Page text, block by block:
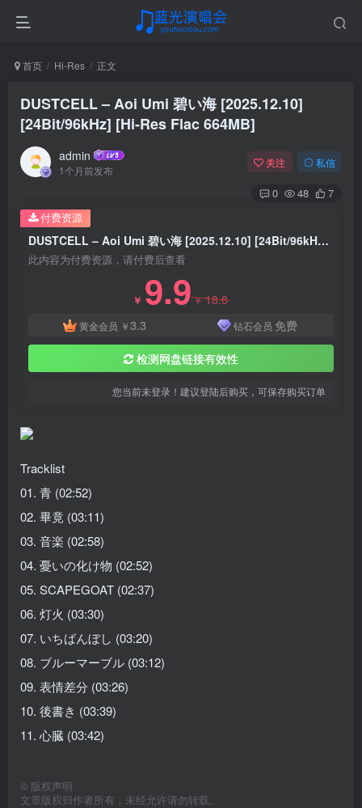
首页 Hi-Res 正文
DUSTCELL – Aoi Umi 碧い海 [2025.12.10]
[24Bit/96kHz] [Hi-Res Flac 664MB]
admin
1个月前发布
关注 私信
0 48 7
DUSTCELL – Aoi Umi 碧い海 [2025.12.10] [24Bit/96kHz] [Hi-Res Flac 664MB]
此内容为付费资源，请付费后查看
￥ 9.9￥18.8
黄金会员 ￥3.3 钻石会员 免费
检测网盘链接有效性
您当前未登录！建议登陆后购买，可保存购买订单
付费资源
Tracklist
01. 青 (02:52)
02. 畢竟 (03:11)
03. 音楽 (02:58)
04. 憂いの化け物 (02:52)
05. SCAPEGOAT (02:37)
06. 灯火 (03:30)
07. いちばんぼし (03:20)
08. ブルーマーブル (03:12)
09. 表情差分 (03:26)
10. 後書き (03:39)
11. 心臓 (03:42)
© 版权声明
文章版权归作者所有，未经允许请勿转载。